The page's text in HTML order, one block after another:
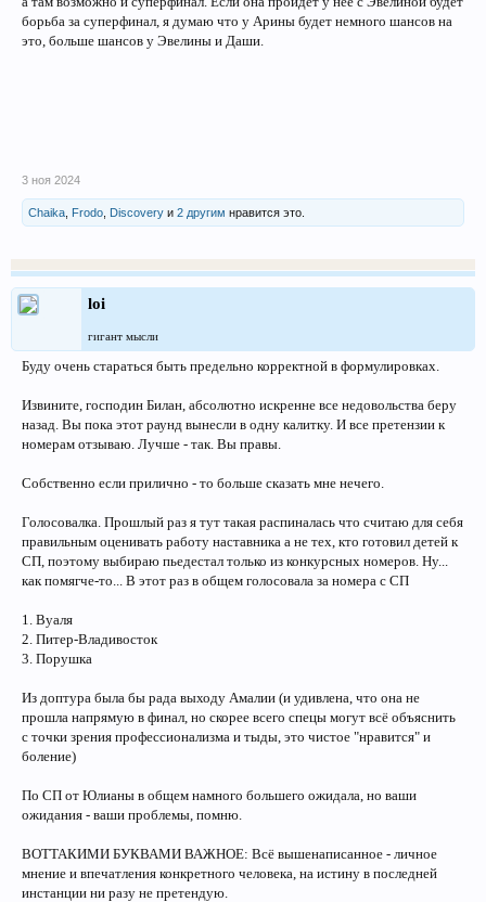
борьба за суперфинал, я думаю что у Арины будет немного шансов на
это, больше шансов у Эвелины и Даши.
3 ноя 2024
Chaika Frodo Discovery и 2 другим нравится это.
loi
гигант мысли
Буду очень стараться быть предельно корректной в формулировках.
Извините, господин Билан, абсолютно искренне все недовольства беру
назад. Вы пока этот раунд вынесли в одну калитку. И все претензии к
номерам отзываю. Лучше - так. Вы правы.
Собственно если прилично - то больше сказать мне нечего.
Голосовалка. Прошлый раз я тут такая распиналась что считаю для себя
правильным оценивать работу наставника а не тех, кто готовил детей к
СП, поэтому выбираю пьедестал только из конкурсных номеров. Ну...
как помягче-то... В этот раз в общем голосовала за номера с СП
1. Вуаля
2. Питер-Владивосток
3. Порушка
Из доптура была бы рада выходу Амалии (и удивлена, что она не
прошла напрямую в финал, но скорее всего спецы могут всё объяснить
с точки зрения профессионализма и тыды, это чистое "нравится" и
боление)
По СП от Юлианы в общем намного большего ожидала, но ваши
ожидания - ваши проблемы, помню.
ВОТТАКИМИ БУКВАМИ ВАЖНОЕ: Всё вышенаписанное - личное
мнение и впечатления конкретного человека, на истину в последней
инстанции ни разу не претендую.